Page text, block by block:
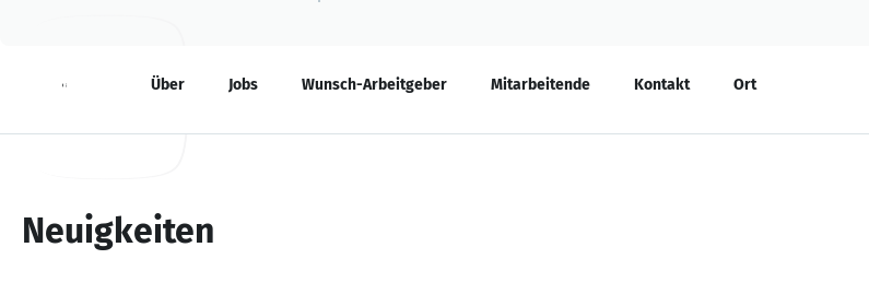
Neuigkeiten Über Jobs Wunsch-Arbeitgeber Mitarbeitende Kontakt Ort
Neuigkeiten